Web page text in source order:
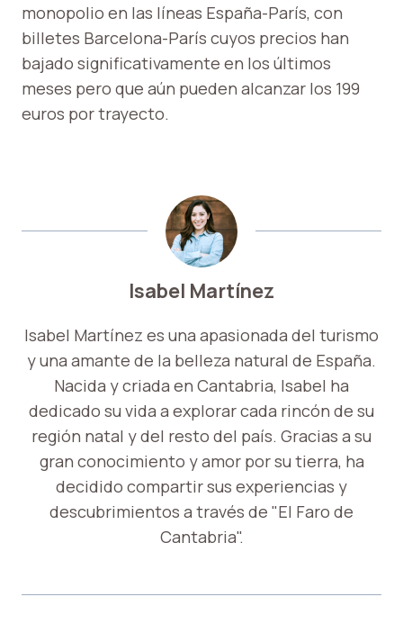
monopolio en las líneas España-París, con
billetes Barcelona-París cuyos precios han
bajado significativamente en los últimos
meses pero que aún pueden alcanzar los 199
euros por trayecto.
Isabel Martínez
Isabel Martínez es una apasionada del turismo
y una amante de la belleza natural de España.
Nacida y criada en Cantabria, Isabel ha
dedicado su vida a explorar cada rincón de su
región natal y del resto del país. Gracias a su
gran conocimiento y amor por su tierra, ha
decidido compartir sus experiencias y
descubrimientos a través de "El Faro de
Cantabria".